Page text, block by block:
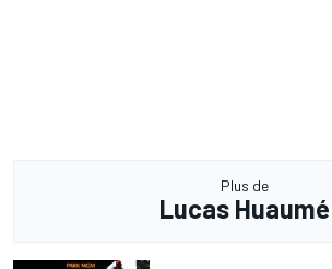
Plus de
Lucas Huaumé